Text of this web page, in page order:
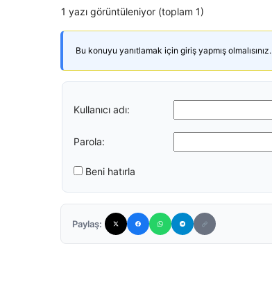
1 yazı görüntüleniyor (toplam 1)
Bu konuyu yanıtlamak için giriş yapmış olmalısınız.
Kullanıcı adı:
Parola:
Beni hatırla
Paylaş: